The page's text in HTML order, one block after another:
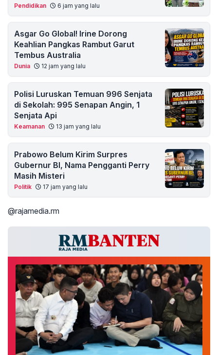
Pendidikan 6 jam yang lalu
Asgar Go Global! Irine Dorong
Keahlian Pangkas Rambut Garut
Tembus Australia
Dunia 12 jam yang lalu
Polisi Luruskan Temuan 996 Senjata
di Sekolah: 995 Senapan Angin, 1
Senjata Api
Keamanan 13 jam yang lalu
Prabowo Belum Kirim Surpres
Gubernur BI, Nama Pengganti Perry
Masih Misteri
Politik 17 jam yang lalu
@rajamedia.rm